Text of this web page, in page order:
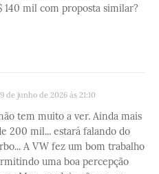
mil com proposta similar?
de junho de 2026 às 21:10
tem muito a ver. Ainda mais
200 mil... estará falando do
A VW fez um bom trabalho
uma boa percepção